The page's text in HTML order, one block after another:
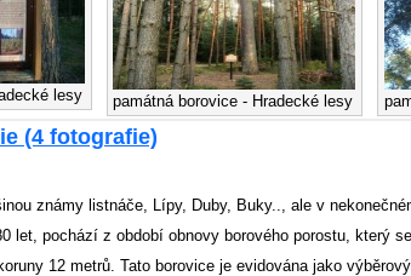
lesy památná borovice - Hradecké lesy
(4 fotografie)
známy listnáče, Lípy, Duby, Buky.., ale v
let, pochází z období obnovy borového porostu, který
12 metrů. Tato borovice je evidována jako